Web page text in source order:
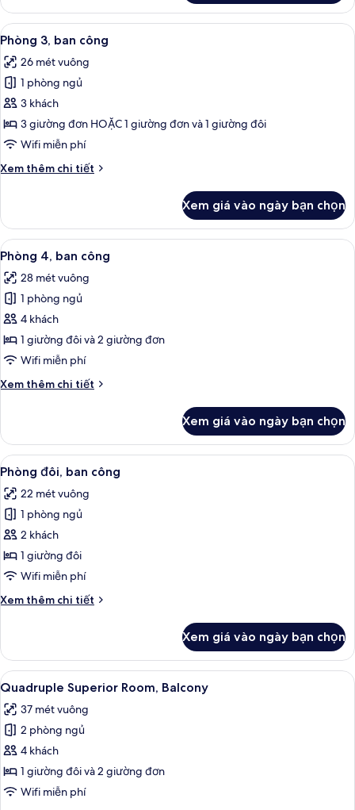
Phòng
đôi
Xem
tất
cả
ảnh
Phòng
3,
ban
Phòng 3, ban công | Minibar, bàn,
6
Phòng 3, ban công
26 mét vuông
1 phòng ngủ
3 khách
3 giường đơn HOẶC 1 giường đơn và 1 giường đôi
Wifi miễn phí
Xem thêm chi tiết
Chi
Phòng
3,
ban
Xem giá vào ngày bạn chọn
Xem
tất
cả
ảnh
Phòng
4,
ban
Phòng 4, ban công | Minibar, bàn,
6
Phòng 4, ban công
28 mét vuông
1 phòng ngủ
4 khách
1 giường đôi và 2 giường đơn
Wifi miễn phí
Xem thêm chi tiết
Chi
Phòng
4,
ban
Xem giá vào ngày bạn chọn
Xem
tất
cả
ảnh
Phòng
đôi,
ban
Minibar, bàn, màn/rèm cản sáng,
8
Phòng đôi, ban công
22 mét vuông
1 phòng ngủ
2 khách
1 giường đôi
Wifi miễn phí
Xem thêm chi tiết
Chi
Phòng
đôi,
ban
Xem giá vào ngày bạn chọn
Xem
tất
cả
ảnh
Quadruple
Superior
Room,
Quadruple Superior Room, Balcony
6
Quadruple Superior Room, Balcony
37 mét vuông
2 phòng ngủ
4 khách
1 giường đôi và 2 giường đơn
Wifi miễn phí